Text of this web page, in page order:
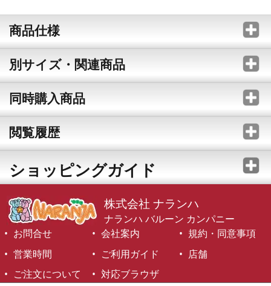
商品仕様
別サイズ・関連商品
同時購入商品
閲覧履歴
ショッピングガイド
株式会社 ナランハ
ナランハ バルーン カンパニー
お問合せ
会社案内
規約・同意事項
営業時間
ご利用ガイド
店舗
ご注文について
対応ブラウザ